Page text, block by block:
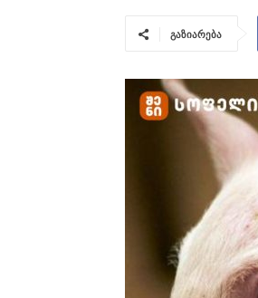
გაზიარება